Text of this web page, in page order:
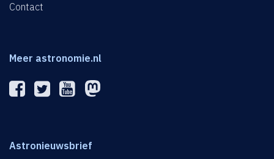
Contact
Meer astronomie.nl
Astronieuwsbrief